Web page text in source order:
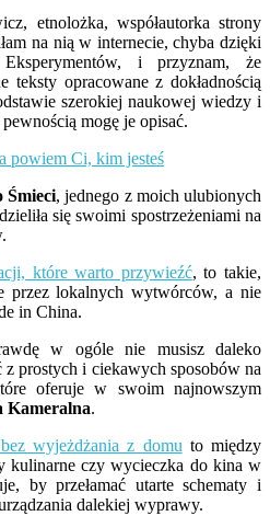
etnolożka, współautorka strony
na nią w internecie, chyba dzięki
i przyznam, że
teksty opracowane z dokładnością
szerokiej naukowej wiedzy i
mogę je opisać.
powiem Ci, kim jesteś
Śmieci, jednego z moich ulubionych
się swoimi spostrzeżeniami na
które warto przywieźć, to takie,
przez lokalnych wytwórców, a nie
in China.
w ogóle nie musisz daleko
prostych i ciekawych sposobów na
oferuje w swoim najnowszym
Kameralna.
wyjeżdżania z domu to między
kulinarne czy wycieczka do kina w
by przełamać utarte schematy i
dalekiej wyprawy.